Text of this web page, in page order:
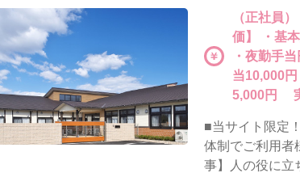
（正社員）
価】 ・基
・夜勤手
当10,000円 ・資格手当 介福手当10,000円 喀痰修了手当
5,000円 実
夏冬4～6か月
223,000円
■当サイト限定
体制でご利用者
事】人の役に立